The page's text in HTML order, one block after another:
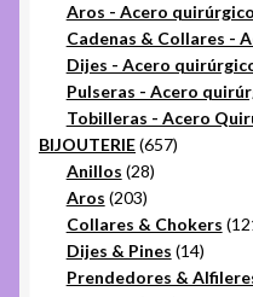
Aros - Acero quirúrgico
Cadenas & Collares -
Dijes - Acero
Pulseras - Acero
Tobilleras - Acero
BIJOUTERIE 657657
Anillos 2828
Aros 203203
productos
Collares & Chokers
Dijes & Pines 1414
Prendedores &